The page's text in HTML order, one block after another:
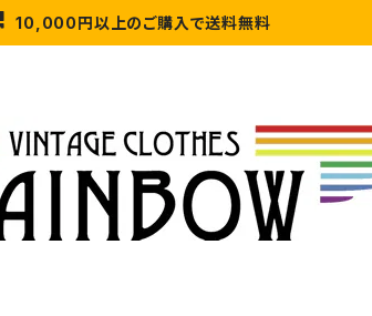
10,000円以上のご購入で送料無料